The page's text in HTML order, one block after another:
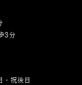
3分
・祝後日